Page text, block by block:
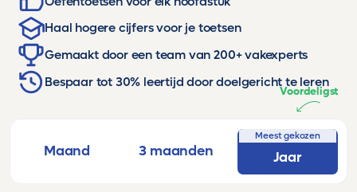
Haal hogere cijfers voor je toetsen
Gemaakt door een team van 200+ vakexperts
Bespaar tot 30% leertijd door doelgericht te leren
Maand 3 maanden
Meest gekozen
Jaar
Voordeligst